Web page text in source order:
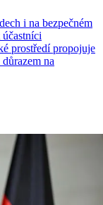
i na bezpečném
prostředí propojuje
na